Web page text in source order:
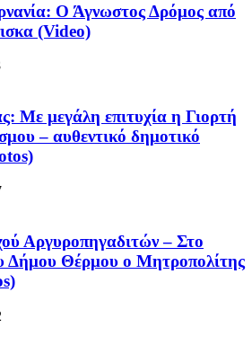
Ο Άγνωστος Δρόμος από
(Video)
Με μεγάλη επιτυχία η Γιορτή
– αυθεντικό δημοτικό
Αργυροπηγαδιτών – Στο
Δήμου Θέρμου ο Μητροπολίτης